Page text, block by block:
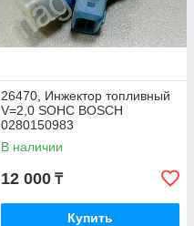
26470, Инжектор топливный
V=2,0 SOHC BOSCH
0280150983
В наличии
12 000 ₸
Купить